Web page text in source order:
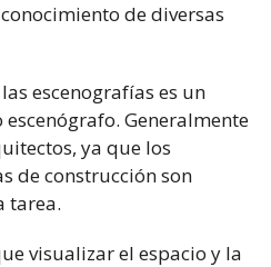
de diversas
escenografías es un
Generalmente
ya que los
de construcción son
tarea.
visualizar el espacio y la